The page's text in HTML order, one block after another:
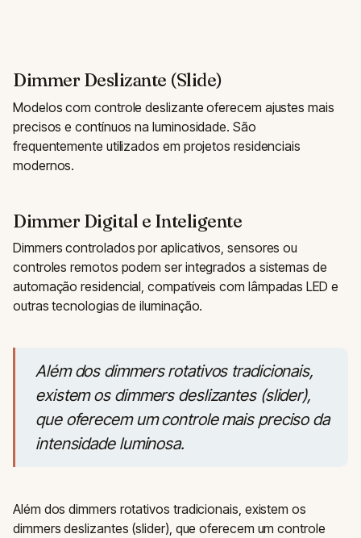
Dimmer Deslizante (Slide)
Modelos com controle deslizante oferecem ajustes mais
precisos e contínuos na luminosidade. São
frequentemente utilizados em projetos residenciais
modernos.
Dimmer Digital e Inteligente
Dimmers controlados por aplicativos, sensores ou
controles remotos podem ser integrados a sistemas de
automação residencial, compatíveis com lâmpadas LED e
outras tecnologias de iluminação.
Além dos dimmers rotativos tradicionais,
existem os dimmers deslizantes (slider),
que oferecem um controle mais preciso da
intensidade luminosa.
Além dos dimmers rotativos tradicionais, existem os
dimmers deslizantes (slider), que oferecem um controle